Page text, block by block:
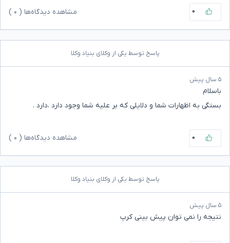
۰ مشاهده دیدگاه‌ها ( ۰
پاسخ توسط یکی از وکلای بنیاد وکلا
۵ سال پیش
باسلام
بستگی به اظهارات شما و دلایلی که بر علیه شما وجود دارد ،دارد .
۰ مشاهده دیدگاه‌ها ( ۰
پاسخ توسط یکی از وکلای بنیاد وکلا
۵ سال پیش
نتیجه را نمی توان پیش بینی کرپ